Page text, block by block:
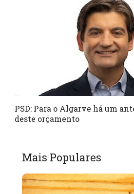
PSD: Para o Algarve há um
deste orçamento
Mais Populares